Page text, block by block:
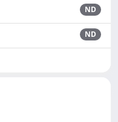
ND
ND